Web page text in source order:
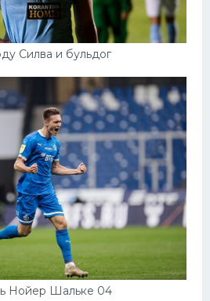
Силва и бульдог
Нойер Шальке 04